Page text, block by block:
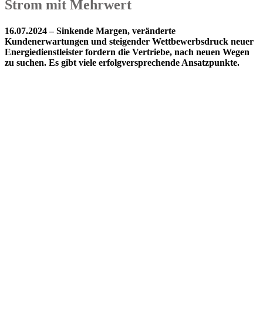
Strom mit Mehrwert
16.07.2024 – Sinkende Margen, veränderte
Kundenerwartungen und steigender Wettbewerbsdruck neuer
Energiedienstleister fordern die Vertriebe, nach neuen Wegen
zu suchen. Es gibt viele erfolgversprechende Ansatzpunkte.